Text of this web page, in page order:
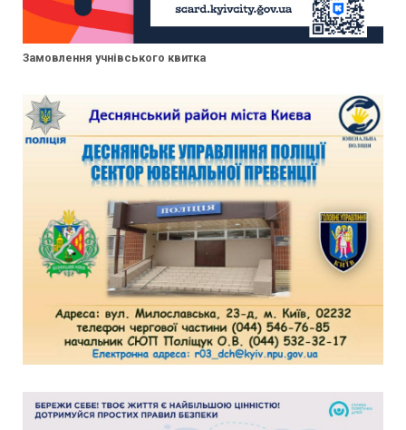
Замовлення учнівського квитка